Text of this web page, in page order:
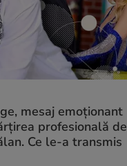
mesaj emoționant
profesională de
Ce le-a transmis